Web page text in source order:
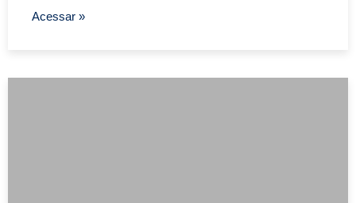
Acessar »